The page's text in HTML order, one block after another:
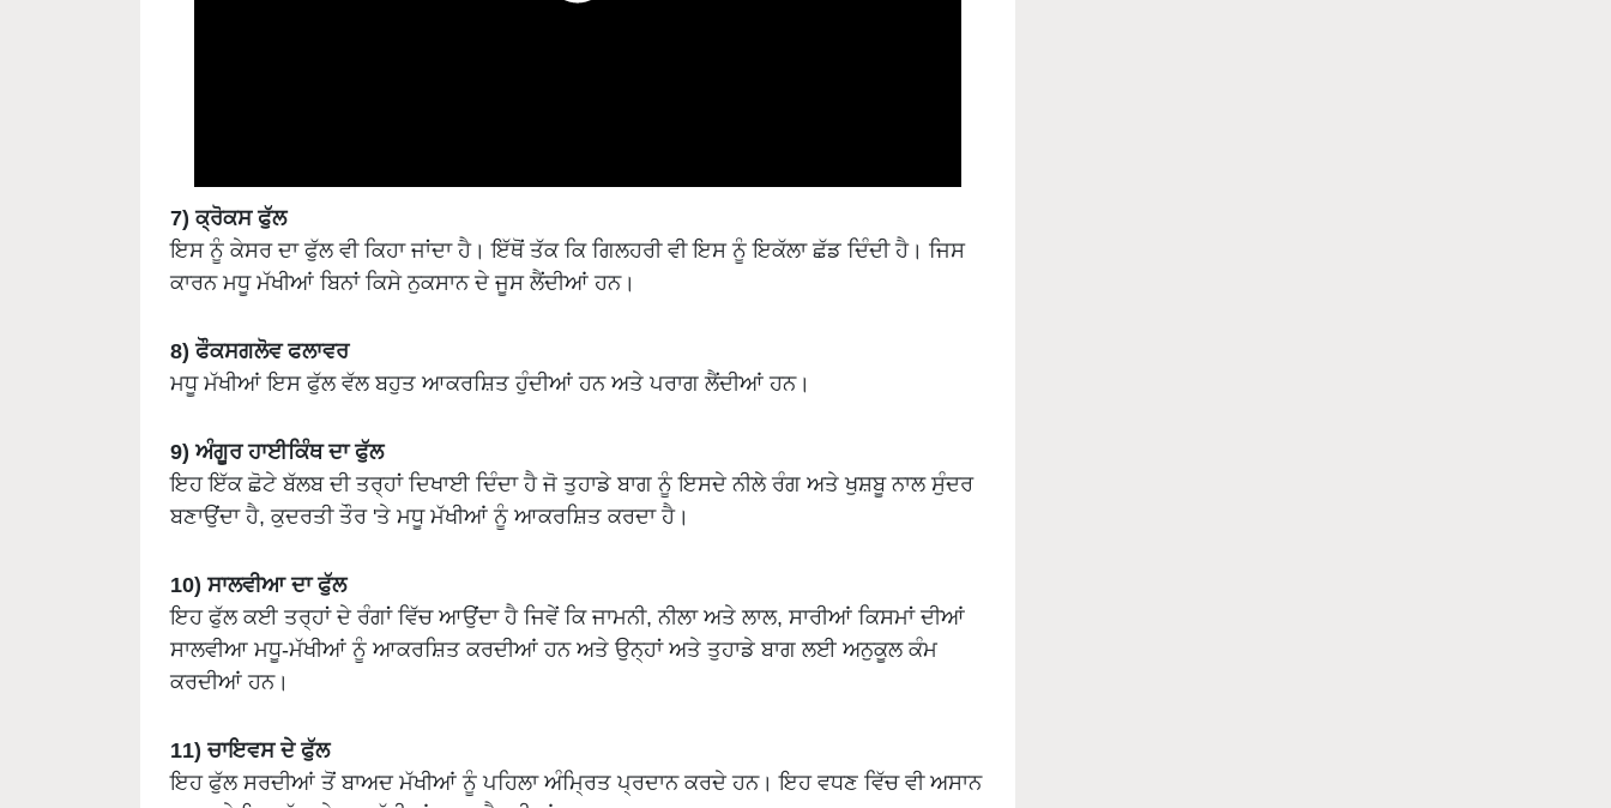
7) ਕ੍ਰੋਕਸ ਫੁੱਲ
ਇਸ ਨੂੰ ਕੇਸਰ ਦਾ ਫੁੱਲ ਵੀ ਕਿਹਾ ਜਾਂਦਾ ਹੈ। ਇੱਥੋਂ ਤੱਕ ਕਿ ਗਿਲਹਰੀ ਵੀ ਇਸ ਨੂੰ ਇਕੱਲਾ ਛੱਡ ਦਿੰਦੀ ਹੈ। ਜਿਸ
ਕਾਰਨ ਮਧੂ ਮੱਖੀਆਂ ਬਿਨਾਂ ਕਿਸੇ ਨੁਕਸਾਨ ਦੇ ਜੂਸ ਲੈਂਦੀਆਂ ਹਨ।
8) ਫੌਕਸਗਲੋਵ ਫਲਾਵਰ
ਮਧੂ ਮੱਖੀਆਂ ਇਸ ਫੁੱਲ ਵੱਲ ਬਹੁਤ ਆਕਰਸ਼ਿਤ ਹੁੰਦੀਆਂ ਹਨ ਅਤੇ ਪਰਾਗ ਲੈਂਦੀਆਂ ਹਨ।
9) ਅੰਗੂਰ ਹਾਈਕਿੰਥ ਦਾ ਫੁੱਲ
ਇਹ ਇੱਕ ਛੋਟੇ ਬੱਲਬ ਦੀ ਤਰ੍ਹਾਂ ਦਿਖਾਈ ਦਿੰਦਾ ਹੈ ਜੋ ਤੁਹਾਡੇ ਬਾਗ ਨੂੰ ਇਸਦੇ ਨੀਲੇ ਰੰਗ ਅਤੇ ਖੁਸ਼ਬੂ ਨਾਲ ਸੁੰਦਰ
ਬਣਾਉਂਦਾ ਹੈ, ਕੁਦਰਤੀ ਤੌਰ 'ਤੇ ਮਧੂ ਮੱਖੀਆਂ ਨੂੰ ਆਕਰਸ਼ਿਤ ਕਰਦਾ ਹੈ।
10) ਸਾਲਵੀਆ ਦਾ ਫੁੱਲ
ਇਹ ਫੁੱਲ ਕਈ ਤਰ੍ਹਾਂ ਦੇ ਰੰਗਾਂ ਵਿੱਚ ਆਉਂਦਾ ਹੈ ਜਿਵੇਂ ਕਿ ਜਾਮਨੀ, ਨੀਲਾ ਅਤੇ ਲਾਲ, ਸਾਰੀਆਂ ਕਿਸਮਾਂ ਦੀਆਂ
ਸਾਲਵੀਆ ਮਧੂ-ਮੱਖੀਆਂ ਨੂੰ ਆਕਰਸ਼ਿਤ ਕਰਦੀਆਂ ਹਨ ਅਤੇ ਉਨ੍ਹਾਂ ਅਤੇ ਤੁਹਾਡੇ ਬਾਗ ਲਈ ਅਨੁਕੂਲ ਕੰਮ
ਕਰਦੀਆਂ ਹਨ।
11) ਚਾਇਵਸ ਦੇ ਫੁੱਲ
ਇਹ ਫੁੱਲ ਸਰਦੀਆਂ ਤੋਂ ਬਾਅਦ ਮੱਖੀਆਂ ਨੂੰ ਪਹਿਲਾ ਅੰਮ੍ਰਿਤ ਪ੍ਰਦਾਨ ਕਰਦੇ ਹਨ। ਇਹ ਵਧਣ ਵਿੱਚ ਵੀ ਅਸਾਨ
ਹਨ ਅਤੇ ਇਸ ਫੁੱਲ 'ਤੇ ਮਧੂ ਮੱਖੀਆਂ ਬਹੁਤ ਬੈਠਦੀਆਂ ਹਨ।